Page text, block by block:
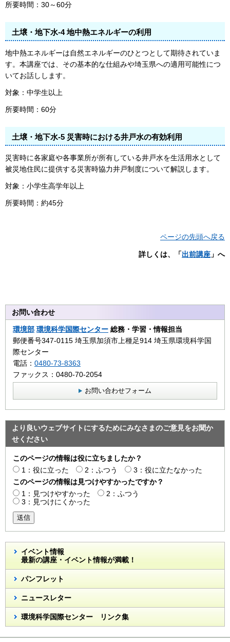
所要時間：30～60分
土壌・地下水-4 地中熱エネルギーの利用
地中熱エネルギーは自然エネルギーのひとつとして期待されていま
す。本講座では、その基本的な仕組みや埼玉県への適用可能性につ
いてお話しします。
対象：中学生以上
所要時間：60分
土壌・地下水-5 災害時における井戸水の有効利用
災害時に各家庭や各事業所が所有している井戸水を生活用水として
被災地住民に提供する災害時協力井戸制度について解説します。
対象：小学生高学年以上
所要時間：約45分
ページの先頭へ戻る
詳しくは、「出前講座 」へ
お問い合わせ
環境部 環境科学国際センター 総務・学習・情報担当
郵便番号347-0115 埼玉県加須市上種足914 埼玉県環境科学国
際センター
電話： 0480-73-8363
ファックス：0480-70-2054
お問い合わせフォーム
より良いウェブサイトにするためにみなさまのご意見をお聞か
せください
このページの情報は役に立ちましたか？
1：役に立った
2：ふつう
3：役に立たなかった
このページの情報は見つけやすかったですか？
1：見つけやすかった
2：ふつう
3：見つけにくかった
送信
イベント情報
最新の講座・イベント情報が満載！
パンフレット
ニュースレター
環境科学国際センター リンク集